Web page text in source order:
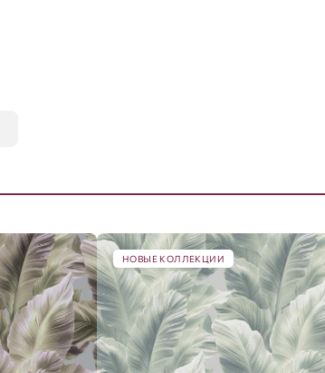
НОВЫЕ КОЛЛЕКЦИИ